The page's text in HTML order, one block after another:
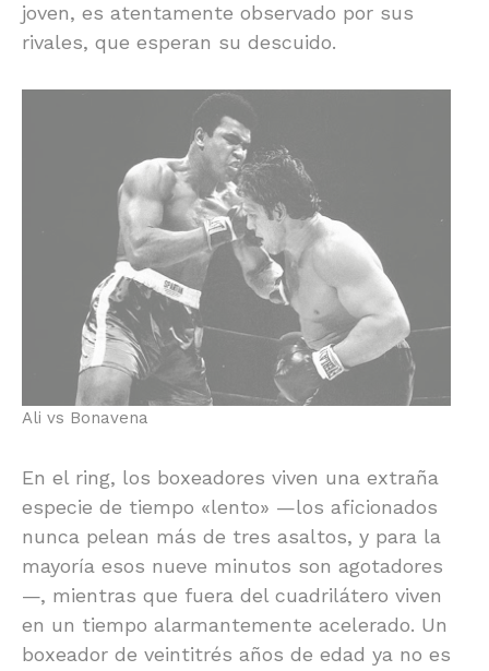
joven, es atentamente observado por sus
rivales, que esperan su descuido.
Ali vs Bonavena
En el ring, los boxeadores viven una extraña
especie de tiempo «lento» —los aficionados
nunca pelean más de tres asaltos, y para la
mayoría esos nueve minutos son agotadores
—, mientras que fuera del cuadrilátero viven
en un tiempo alarmantemente acelerado. Un
boxeador de veintitrés años de edad ya no es